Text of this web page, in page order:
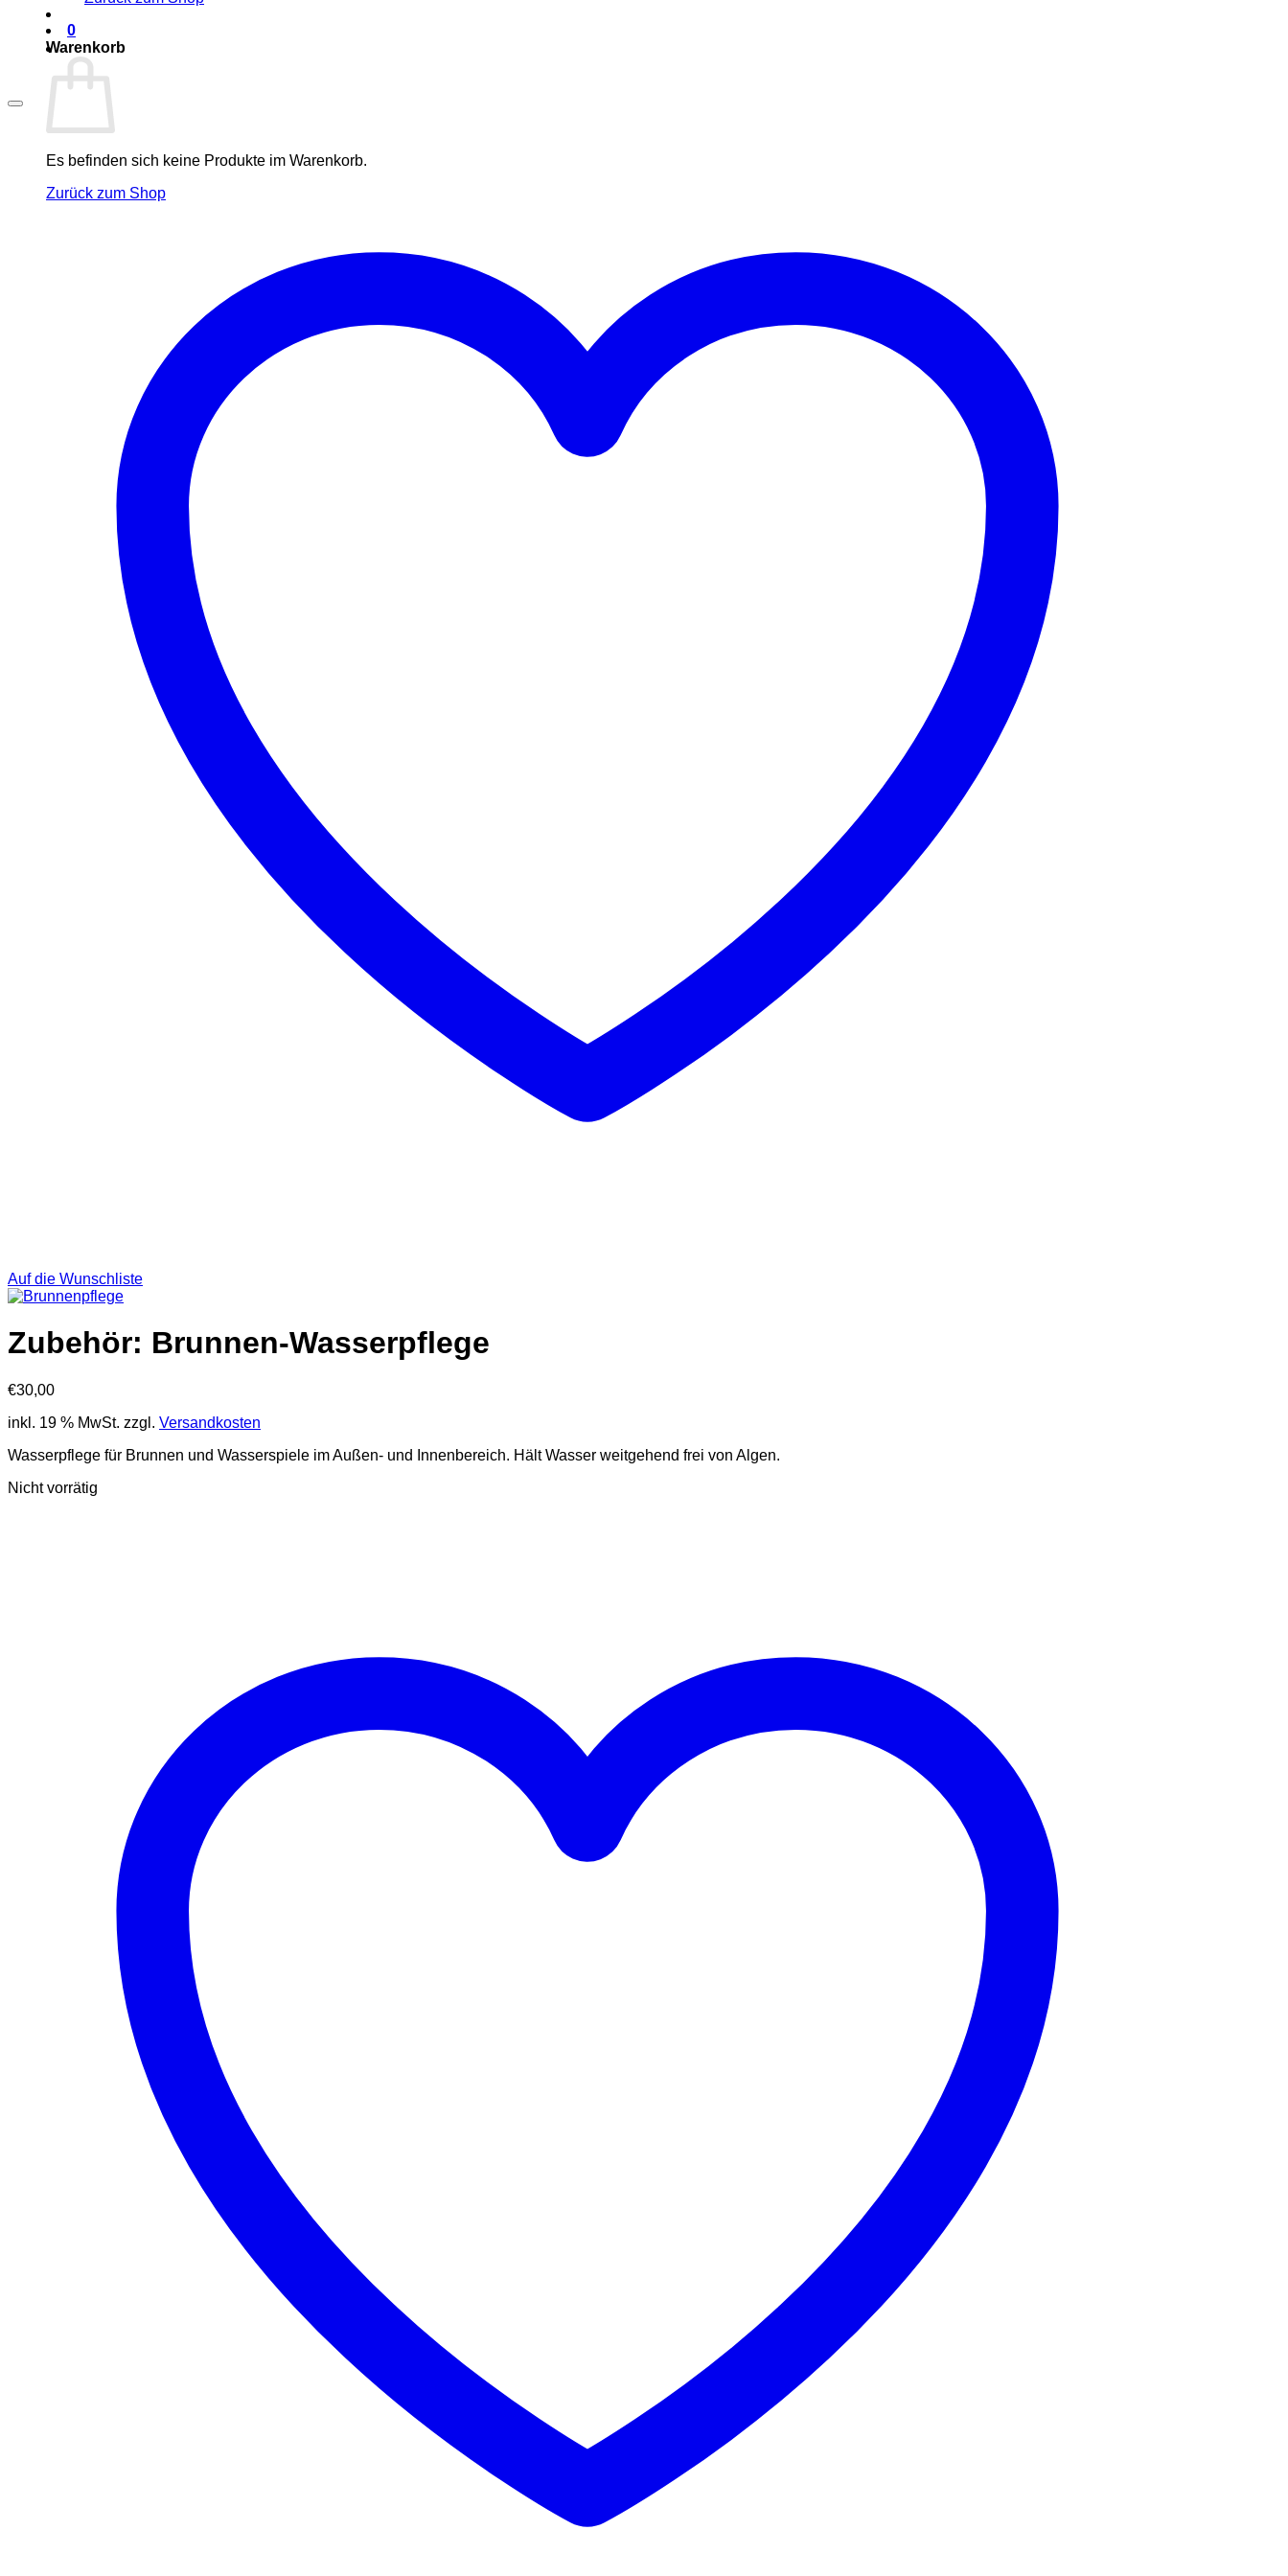
0
Warenkorb
Es befinden sich keine Produkte im Warenkorb.
Zurück zum Shop
Auf die Wunschliste
Zubehör: Brunnen-Wasserpflege
€30,00
inkl. 19 % MwSt. zzgl. Versandkosten
Wasserpflege für Brunnen und Wasserspiele im Außen- und Innenbereich. Hält Wasser weitgehend frei von Algen.
Nicht vorrätig